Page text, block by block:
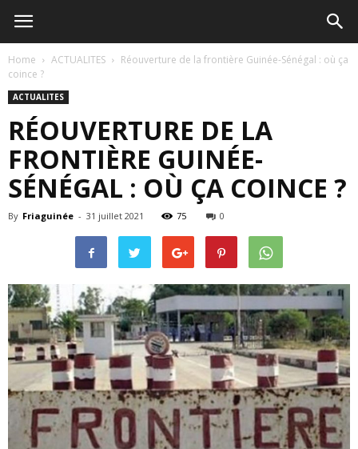
Home ACTUALITES
Réouverture de la frontière Guinée-Sénégal : où ça
coince ?
ACTUALITES
RÉOUVERTURE DE LA
FRONTIÈRE GUINÉE-
SÉNÉGAL : OÙ ÇA COINCE ?
By Friaguinée - 31 juillet 2021 75 0